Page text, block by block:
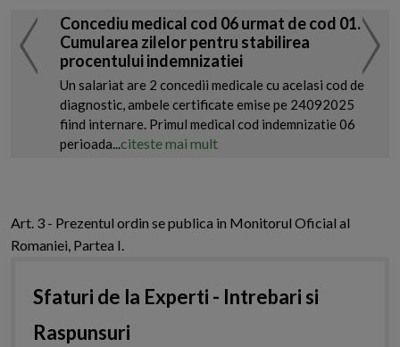
Concediu medical cod 06 urmat de cod 01.
Cumularea zilelor pentru stabilirea
procentului indemnizatiei
Un salariat are 2 concedii medicale cu acelasi cod de
diagnostic, ambele certificate emise pe 24092025
fiind internare. Primul medical cod indemnizatie 06
perioada...citeste mai mult
Art. 3 - Prezentul ordin se publica in Monitorul Oficial al
Romaniei, Partea I.
Sfaturi de la Experti - Intrebari si
Raspunsuri